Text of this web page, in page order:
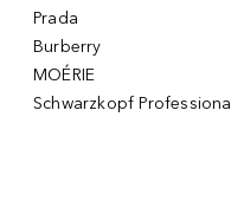
Prada
Burberry
MOÉRIE
Schwarzkopf Professional